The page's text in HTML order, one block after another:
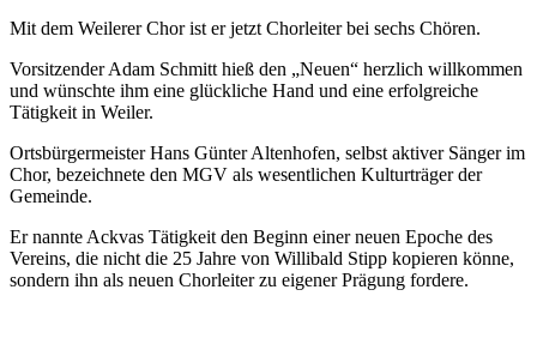
Mit dem Weilerer Chor ist er jetzt Chorleiter bei sechs Chören.
Vorsitzender Adam Schmitt hieß den „Neuen“ herzlich willkommen
und wünschte ihm eine glückliche Hand und eine erfolgreiche
Tätigkeit in Weiler.
Ortsbürgermeister Hans Günter Altenhofen, selbst aktiver Sänger im
Chor, bezeichnete den MGV als wesentlichen Kulturträger der
Gemeinde.
Er nannte Ackvas Tätigkeit den Beginn einer neuen Epoche des
Vereins, die nicht die 25 Jahre von Willibald Stipp kopieren könne,
sondern ihn als neuen Chorleiter zu eigener Prägung fordere.